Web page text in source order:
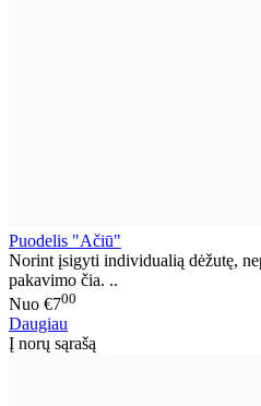
Puodelis "Ačiū"
Norint įsigyti individualią dėžutę,
pakavimo čia. ..
Nuo €700
Daugiau
Į norų sąrašą